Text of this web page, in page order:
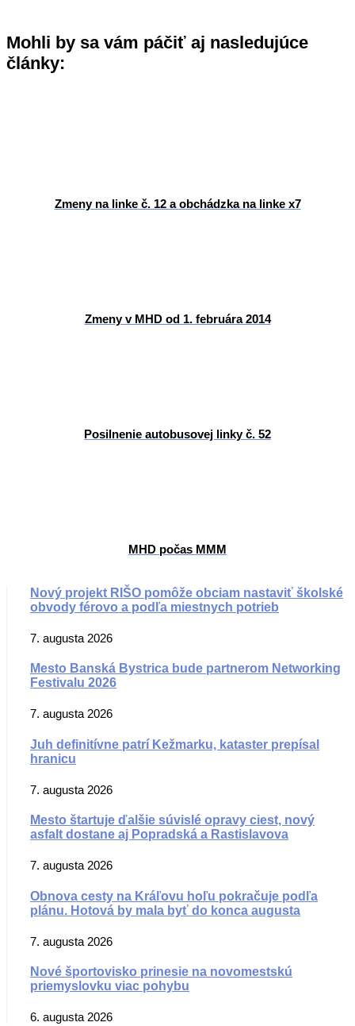
Mohli by sa vám páčiť aj nasledujúce
články:
Zmeny na linke č. 12 a obchádzka na linke x7
Zmeny v MHD od 1. februára 2014
Posilnenie autobusovej linky č. 52
MHD počas MMM
Nový projekt RIŠO pomôže obciam nastaviť školské
obvody férovo a podľa miestnych potrieb
7. augusta 2026
Mesto Banská Bystrica bude partnerom Networking
Festivalu 2026
7. augusta 2026
Juh definitívne patrí Kežmarku, kataster prepísal
hranicu
7. augusta 2026
Mesto štartuje ďalšie súvislé opravy ciest, nový
asfalt dostane aj Popradská a Rastislavova
7. augusta 2026
Obnova cesty na Kráľovu hoľu pokračuje podľa
plánu. Hotová by mala byť do konca augusta
7. augusta 2026
Nové športovisko prinesie na novomestskú
priemyslovku viac pohybu
6. augusta 2026